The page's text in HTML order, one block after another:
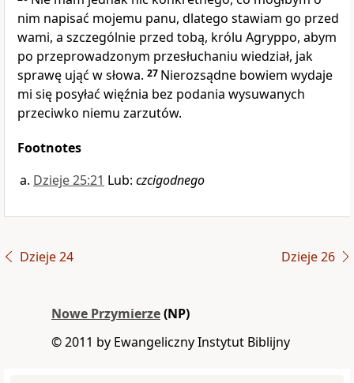
nim napisać mojemu panu, dlatego stawiam go przed
wami, a szczególnie przed tobą, królu Agryppo, abym
po przeprowadzonym przesłuchaniu wiedział, jak
sprawę ująć w słowa. 27 Nierozsądne bowiem wydaje
mi się posyłać więźnia bez podania wysuwanych
przeciwko niemu zarzutów.
Footnotes
Dzieje 25:21 Lub: czcigodnego
Dzieje 24 Dzieje 26
Nowe Przymierze(NP)
© 2011 by Ewangeliczny Instytut Biblijny